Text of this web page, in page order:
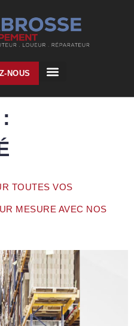
NOUS
TOUTES VOS
MESURE AVEC NOS